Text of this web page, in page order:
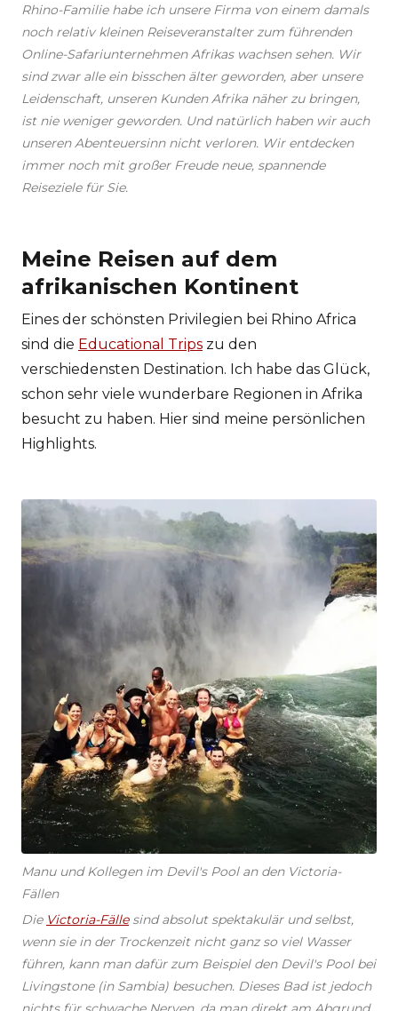
Rhino-Familie habe ich unsere Firma von einem damals
noch relativ kleinen Reiseveranstalter zum führenden
Online-Safariunternehmen Afrikas wachsen sehen. Wir
sind zwar alle ein bisschen älter geworden, aber unsere
Leidenschaft, unseren Kunden Afrika näher zu bringen,
ist nie weniger geworden. Und natürlich haben wir auch
unseren Abenteuersinn nicht verloren. Wir entdecken
immer noch mit großer Freude neue, spannende
Reiseziele für Sie.
Meine Reisen auf dem
afrikanischen Kontinent
Eines der schönsten Privilegien bei Rhino Africa
sind die Educational Trips zu den
verschiedensten Destination. Ich habe das Glück,
schon sehr viele wunderbare Regionen in Afrika
besucht zu haben. Hier sind meine persönlichen
Highlights.
Manu und Kollegen im Devil's Pool an den Victoria-
Fällen
Die Victoria-Fällesind absolut spektakulär und selbst,
wenn sie in der Trockenzeit nicht ganz so viel Wasser
führen, kann man dafür zum Beispiel den Devil's Pool bei
Livingstone (in Sambia) besuchen. Dieses Bad ist jedoch